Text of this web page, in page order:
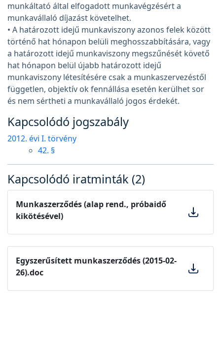
munkáltató által elfogadott munkavégzésért a
munkavállaló díjazást követelhet.
• A határozott idejű munkaviszony azonos felek között
történő hat hónapon belüli meghosszabbítására, vagy
a határozott idejű munkaviszony megszűnését követő
hat hónapon belül újabb határozott idejű
munkaviszony létesítésére csak a munkaszervezéstől
független, objektív ok fennállása esetén kerülhet sor
és nem sértheti a munkavállaló jogos érdekét.
Kapcsolódó jogszabály
2012. évi I. törvény
42. §
Kapcsolódó iratminták (2)
Munkaszerződés (alap rend., próbaidő
kikötésével)
Egyszerűsített munkaszerződés (2015-02-
26).doc